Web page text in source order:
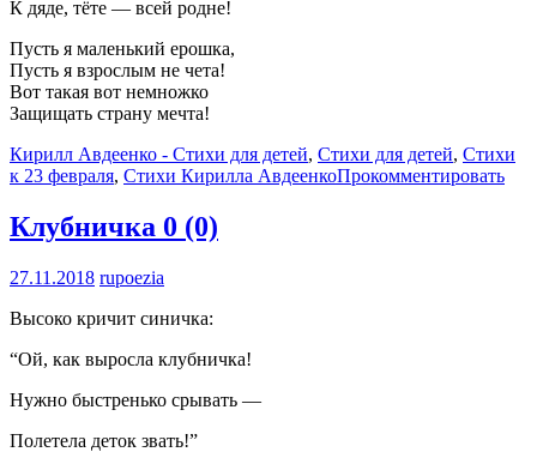
К дяде, тёте — всей родне!
Пусть я маленький ерошка,
Пусть я взрослым не чета!
Вот такая вот немножко
Защищать страну мечта!
Кирилл Авдеенко - Стихи для детей, Стихи для детей, Стихи
к 23 февраля, Стихи Кирилла АвдеенкоПрокомментировать
Клубничка 0 (0)
27.11.2018 rupoezia
Высоко кричит синичка:
“Ой, как выросла клубничка!
Нужно быстренько срывать —
Полетела деток звать!”